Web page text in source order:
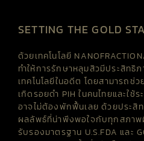
SETTING THE GOLD
ด้วยเทคโนโลยี
ทำให้การรักษาหลุมสิวมีประสิทธิ
เทคโนโลยีในอดีต โดยสามารถช่
เกิดรอยดำ PIH ในคนไทยและใช้
อาจไม่ต้องพักฟื้นเลย ด้วยประสิ
ผลลัพธ์ที่น่าพึงพอใจกับทุกสภาพ
รับรองมาตรฐาน U.S.FDA และ